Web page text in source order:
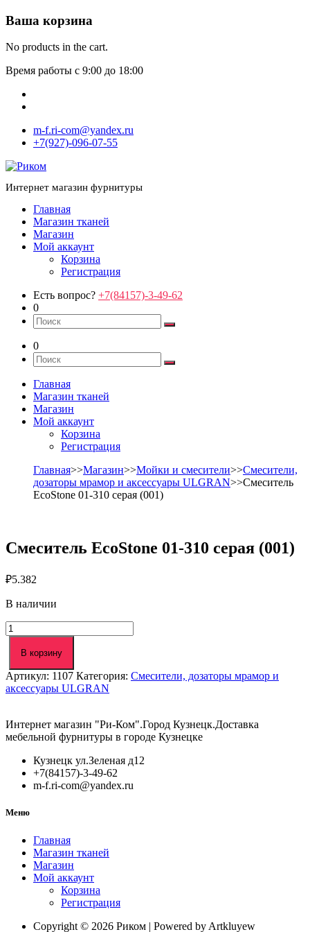
Ваша корзина
No products in the cart.
Время работы с 9:00 до 18:00
m-f.ri-com@yandex.ru
+7(927)-096-07-55
Интернет магазин фурнитуры
Главная
Магазин тканей
Магазин
Мой аккаунт
Корзина
Регистрация
Есть вопрос? +7(84157)-3-49-62
0
0
Главная
Магазин тканей
Магазин
Мой аккаунт
Корзина
Регистрация
Главная>>Магазин>>Мойки и смесители>>Смесители,
дозаторы мрамор и аксессуары ULGRAN>>Смеситель
EcoStone 01-310 серая (001)
Смеситель EcoStone 01-310 серая (001)
₽5.382
В наличии
Количество
товара
Смеситель
01-
310
В корзину
Артикул: 1107 Категория: Смесители, дозаторы мрамор и
аксессуары ULGRAN
Интернет магазин "Ри-Ком".Город Кузнецк.Доставка
мебельной фурнитуры в городе Кузнецке
Кузнецк ул.Зеленая д12
+7(84157)-3-49-62
m-f.ri-com@yandex.ru
Меню
Главная
Магазин тканей
Магазин
Мой аккаунт
Корзина
Регистрация
Copyright © 2026 Риком | Powered by Artkluyew